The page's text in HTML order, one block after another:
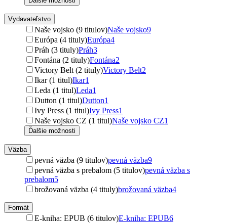
Vydavateľstvo
Naše vojsko (9 titulov)Naše vojsko9
Európa (4 tituly)Európa4
Práh (3 tituly)Práh3
Fontána (2 tituly)Fontána2
Victory Belt (2 tituly)Victory Belt2
Ikar (1 titul)Ikar1
Leda (1 titul)Leda1
Dutton (1 titul)Dutton1
Ivy Press (1 titul)Ivy Press1
Naše vojsko CZ (1 titul)Naše vojsko CZ1
Ďalšie možnosti
Väzba
pevná väzba (9 titulov)pevná väzba9
pevná väzba s prebalom (5 titulov)pevná väzba s
prebalom5
brožovaná väzba (4 tituly)brožovaná väzba4
Formát
E-kniha: EPUB (6 titulov)E-kniha: EPUB6